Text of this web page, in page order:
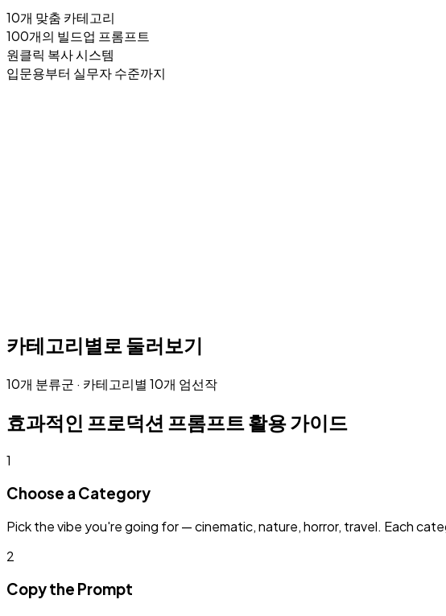
10개 맞춤 카테고리
100개의 빌드업 프롬프트
원클릭 복사 시스템
입문용부터 실무자 수준까지
카테고리별로 둘러보기
10개 분류군 · 카테고리별 10개 엄선작
효과적인 프로덕션 프롬프트 활용 가이드
1
Choose a Category
Pick the vibe you're going for — cinematic, nature, horror, travel. Each
2
Copy the Prompt